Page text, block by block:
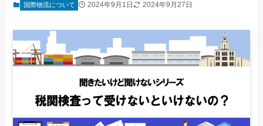
国際物流について 2024年9月1日 2024年9月27日